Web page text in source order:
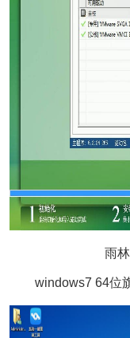
雨
windows7 64位旗